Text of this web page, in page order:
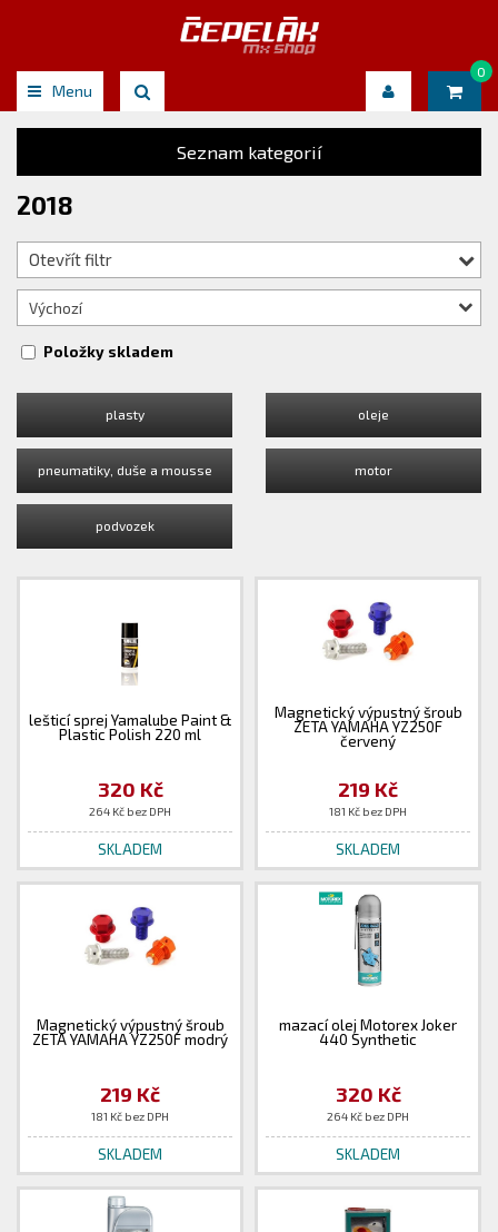
Menu
0
Seznam kategorií
2018
Otevřít filtr
Výchozí
Položky skladem
plasty oleje
pneumatiky, duše a mousse motor
podvozek
lešticí sprej Yamalube Paint &
Plastic Polish 220 ml
320 Kč
264 Kč bez DPH
SKLADEM
Magnetický výpustný šroub
ZETA YAMAHA YZ250F
červený
219 Kč
181 Kč bez DPH
SKLADEM
Magnetický výpustný šroub
ZETA YAMAHA YZ250F modrý
219 Kč
181 Kč bez DPH
SKLADEM
mazací olej Motorex Joker
440 Synthetic
320 Kč
264 Kč bez DPH
SKLADEM